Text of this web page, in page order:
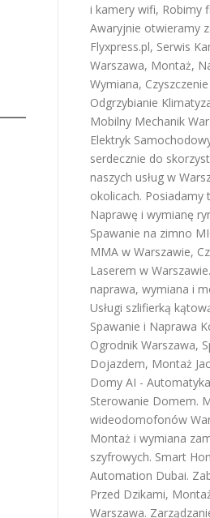
i kamery wifi, Robimy
Awaryjnie otwieramy
Flyxpress.pl, Serwis
Warszawa, Montaż,
Wymiana, Czyszczenie
Odgrzybianie
Mobilny Mechanik
Elektryk
serdecznie do
naszych usług w
okolicach. Posiadamy
Naprawę i wymianę
Spawanie na zimno
MMA w Warszawie,
Laserem w Warszawie.
naprawa, wymiana i
Usługi szlifierką
Spawanie i Naprawa
Ogrodnik Warszawa,
Dojazdem, Montaż
Domy AI -
Sterowanie Domem.
wideodomofonów
Montaż i wymiana
szyfrowych. Smart
Automation Dubai.
Przed Dzikami,
Warszawa.